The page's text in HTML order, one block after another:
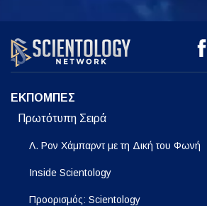
ΠΑΡΑΚΟΛΟΥΘΗΣΤΕ ΠΑΡΑΚΟΛΟΥΘΗΣΤΕ
ΕΚΠΟΜΠΕΣ
Πρωτότυπη Σειρά
Λ. Ρον Χάμπαρντ με τη Δική του Φωνή
Inside Scientology
Προορισμός: Scientology